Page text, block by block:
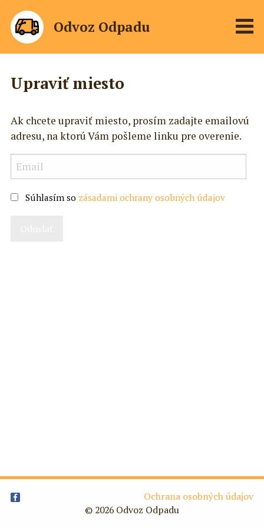
Odvoz Odpadu
Upraviť miesto
Ak chcete upraviť miesto, prosím zadajte emailovú
adresu, na ktorú Vám pošleme linku pre overenie.
Súhlasím so zásadami ochrany osobných údajov
Ochrana osobných údajov
© 2026 Odvoz Odpadu